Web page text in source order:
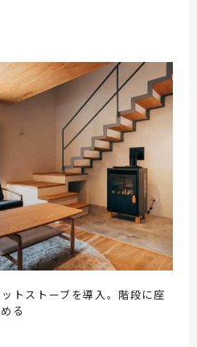
トストーブを導入。階段に座
る